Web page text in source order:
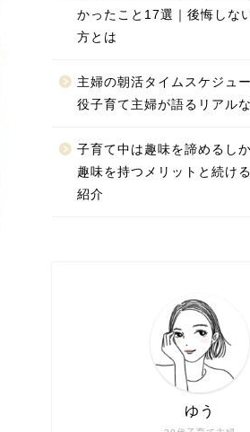
かったこと17選｜後悔しな
方とは
主婦の朝活タイムスケジュ
役子育て主婦が語るリアル
子育て中は趣味を諦めるし
趣味を持つメリットと続け
紹介
ゆう